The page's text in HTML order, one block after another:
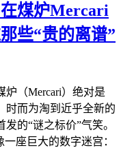
煤炉Mercari
些“贵的离谱”
（Mercari）绝对是
时而为淘到近乎全新的
的“谜之标价”气笑。
座巨大的数字迷宫：